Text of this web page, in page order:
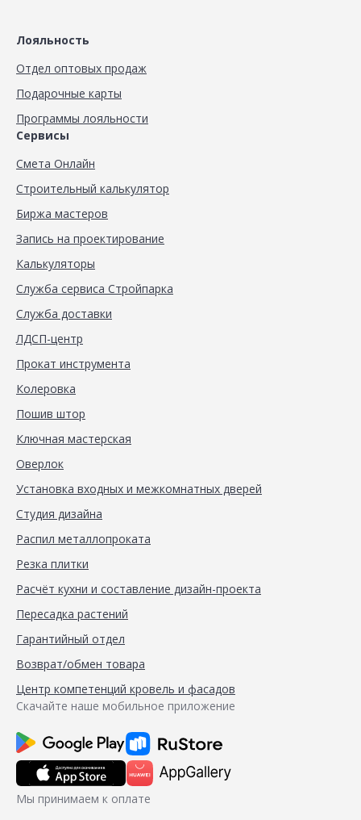
Лояльность
Отдел оптовых продаж
Подарочные карты
Программы лояльности
Сервисы
Смета Онлайн
Строительный калькулятор
Биржа мастеров
Запись на проектирование
Калькуляторы
Служба сервиса Стройпарка
Служба доставки
ЛДСП-центр
Прокат инструмента
Колеровка
Пошив штор
Ключная мастерская
Оверлок
Установка входных и межкомнатных дверей
Студия дизайна
Распил металлопроката
Резка плитки
Расчёт кухни и составление дизайн-проекта
Пересадка растений
Гарантийный отдел
Возврат/обмен товара
Центр компетенций кровель и фасадов
Скачайте наше мобильное приложение
Мы принимаем к оплате